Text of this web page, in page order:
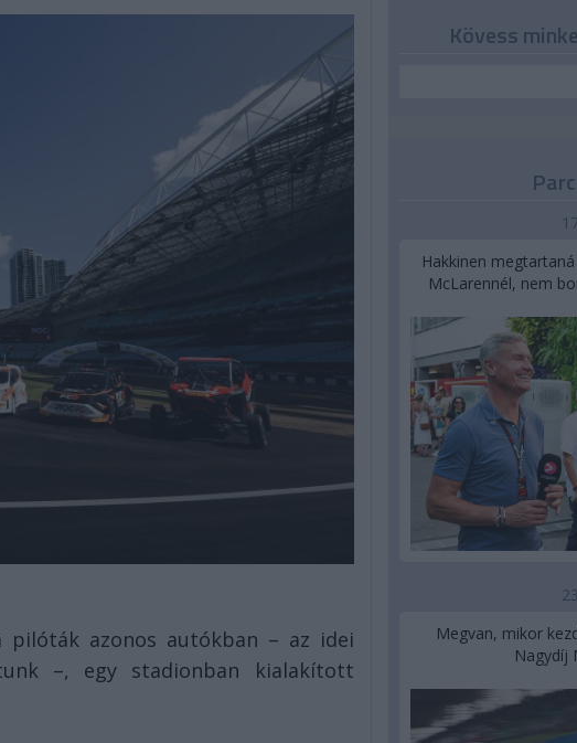
pilóták azonos autókban – az idei
–, egy stadionban kialakított
Kövess
Hakkinen
McLarennél, nem
Megvan, mikor
Nagydíj